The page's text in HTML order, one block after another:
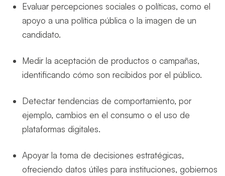
Evaluar percepciones sociales o políticas, como el
apoyo a una política pública o la imagen de un
candidato.
Medir la aceptación de productos o campañas,
identificando cómo son recibidos por el público.
Detectar tendencias de comportamiento, por
ejemplo, cambios en el consumo o el uso de
plataformas digitales.
Apoyar la toma de decisiones estratégicas,
ofreciendo datos útiles para instituciones, gobiernos